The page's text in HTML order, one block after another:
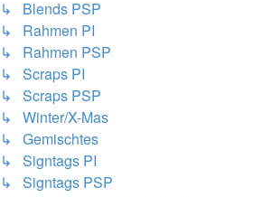
↳ Blends PSP
↳ Rahmen PI
↳ Rahmen PSP
↳ Scraps PI
↳ Scraps PSP
↳ Winter/X-Mas
↳ Gemischtes
↳ Signtags PI
↳ Signtags PSP